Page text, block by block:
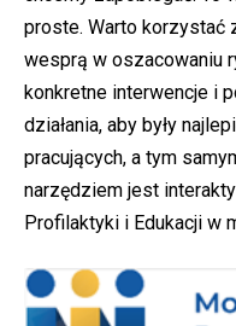
proste. Warto korzystać
wesprą w oszacowaniu
konkretne interwencje i
działania, aby były
pracujących, a tym
narzędziem jest
Profilaktyki i Edukacji w